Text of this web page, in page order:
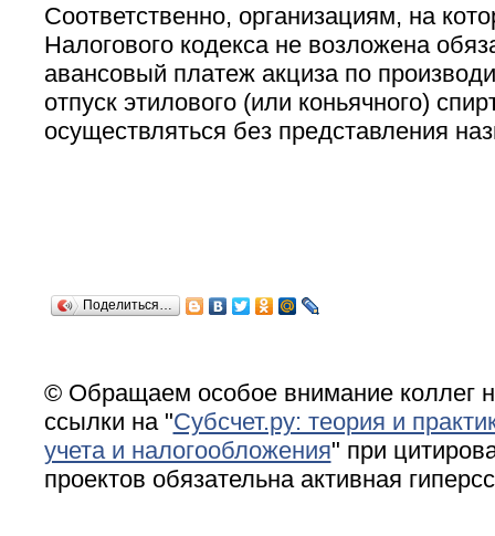
Соответственно, организациям, на
Налогового кодекса не возложена
авансовый платеж акциза по
отпуск этилового (или коньячного)
осуществляться без представления
Поделиться…
© Обращаем особое внимание коллег
ссылки на "Субсчет.ру: теория и
учета и налогообложения" при
проектов обязательна активная